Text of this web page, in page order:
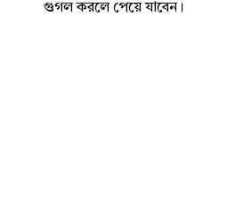
গুগল করলে পেয়ে যাবেন।